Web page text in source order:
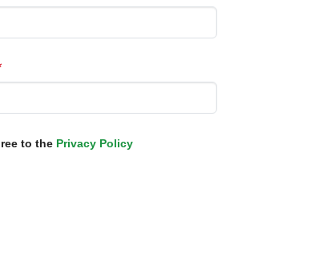
to the Privacy Policy